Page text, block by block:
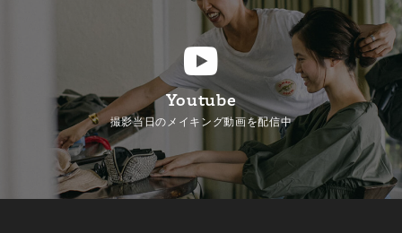
Youtube
撮影当日のメイキング動画を配信中